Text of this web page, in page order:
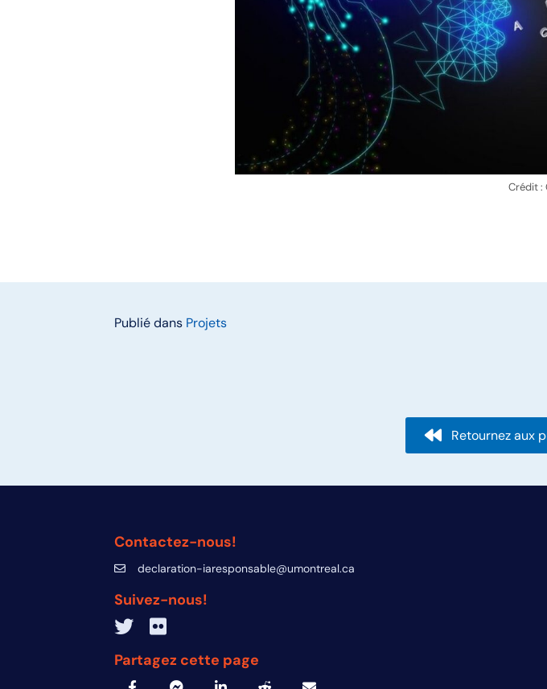
Crédit :
Publié dans Projets
Retournez aux
Contactez-nous!
declaration-iaresponsable@umontreal.ca
declaration-iaresponsable@umontreal.ca
Suivez-nous!
Twitter inven_T
Flickr IA Responsable
Partagez cette page